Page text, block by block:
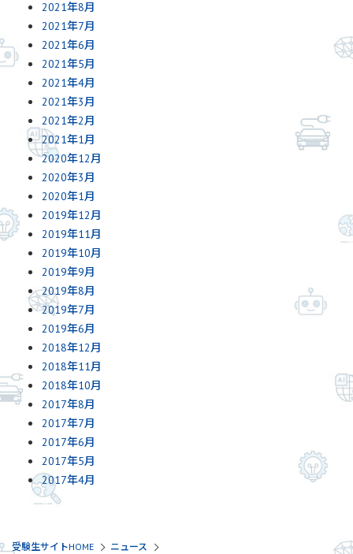
2021年8月
2021年7月
2021年6月
2021年5月
2021年4月
2021年3月
2021年2月
2021年1月
2020年12月
2020年3月
2020年1月
2019年12月
2019年11月
2019年10月
2019年9月
2019年8月
2019年7月
2019年6月
2018年12月
2018年11月
2018年10月
2017年8月
2017年7月
2017年6月
2017年5月
2017年4月
受験生サイトHOME
ニュース